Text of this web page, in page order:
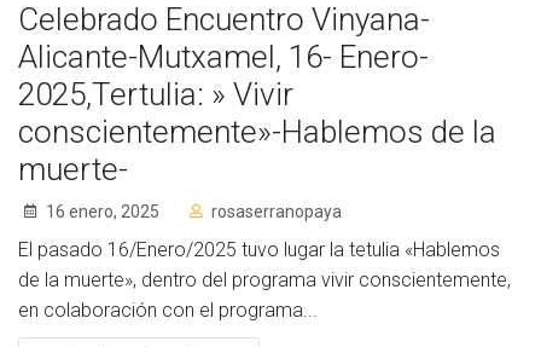
Celebrado Encuentro Vinyana-
Alicante-Mutxamel, 16- Enero-
2025,Tertulia: » Vivir
conscientemente»-Hablemos de la
muerte-
16 enero, 2025 rosaserranopaya
El pasado 16/Enero/2025 tuvo lugar la tetulia «Hablemos
de la muerte», dentro del programa vivir conscientemente,
en colaboración con el programa...